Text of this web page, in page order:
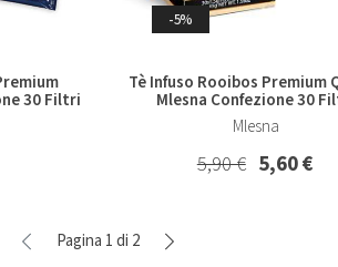
30 Filtri
-5%
Tè Infuso Rooibos Premium
Mlesna Confezione 30
Mlesna
5,90 € 5,60 €
Pagina 1 di 2